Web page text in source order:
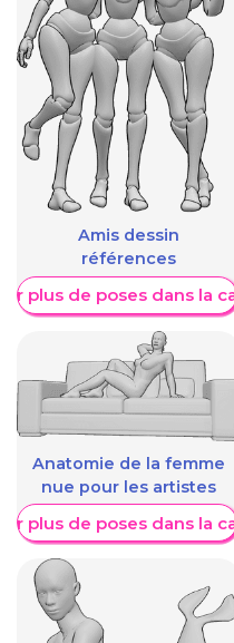
Amis dessin
références
plus de poses dans la
Anatomie de la femme
nue pour les artistes
plus de poses dans la